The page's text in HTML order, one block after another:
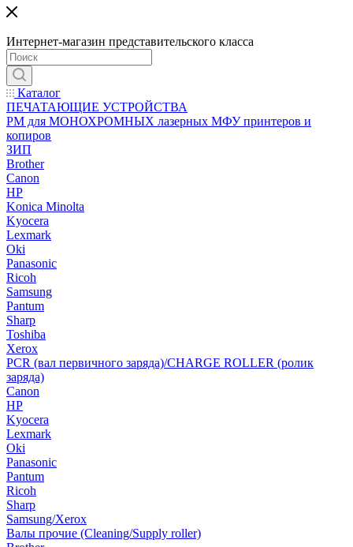
Интернет-магазин представительского класса
Каталог
ПЕЧАТАЮЩИЕ УСТРОЙСТВА
РМ для МОНОХРОМНЫХ лазерных МФУ принтеров и
копиров
ЗИП
Brother
Canon
HP
Konica Minolta
Kyocera
Lexmark
Oki
Panasonic
Ricoh
Samsung
Pantum
Sharp
Toshiba
Xerox
PCR (вал первичного заряда)/CHARGE ROLLER (ролик
заряда)
Canon
HP
Kyocera
Lexmark
Oki
Panasonic
Pantum
Ricoh
Sharp
Samsung/Xerox
Валы прочие (Cleaning/Supply roller)